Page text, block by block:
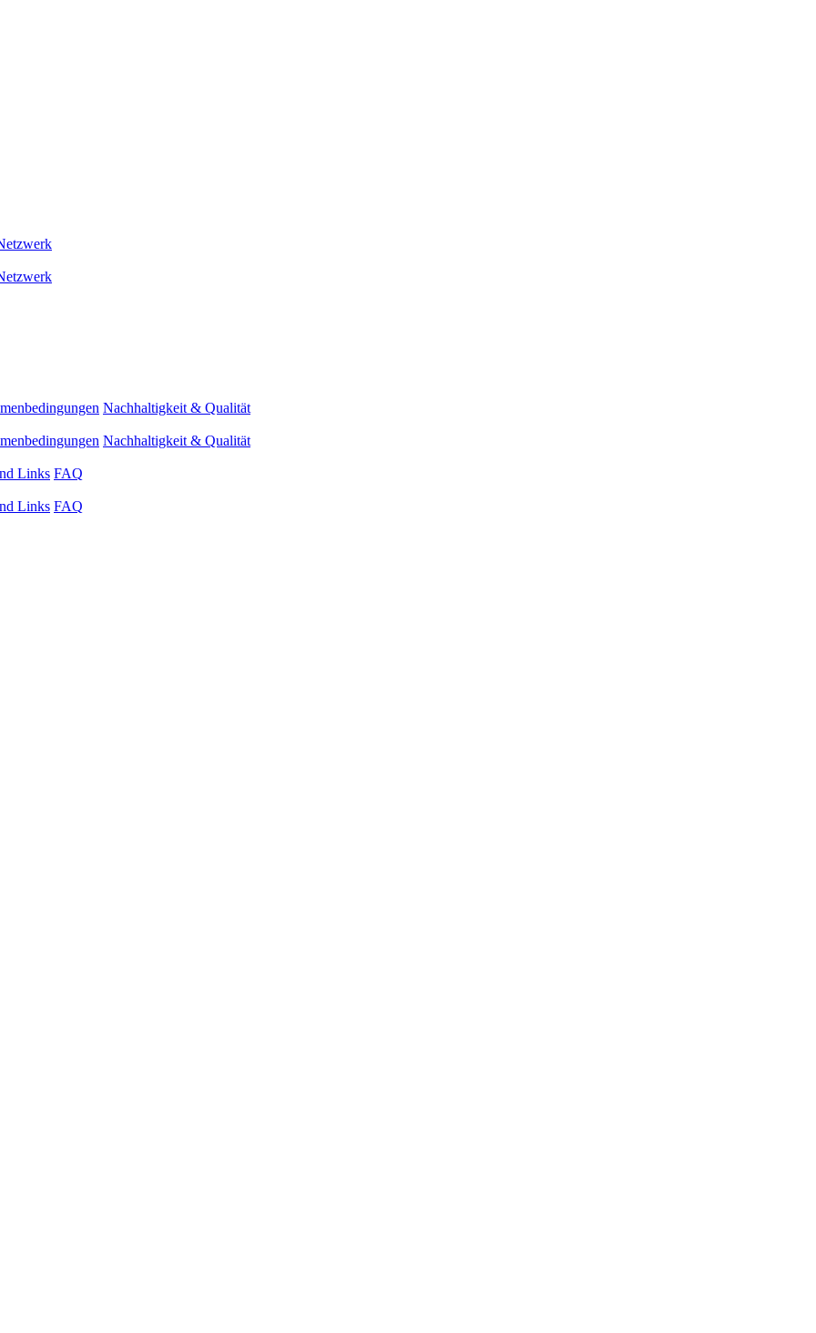
Nachhaltigkeit & Qualität
Nachhaltigkeit & Qualität
Links FAQ
Links FAQ